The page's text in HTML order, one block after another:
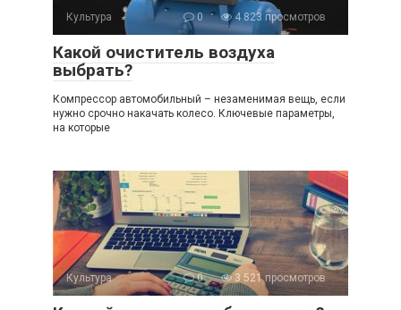
Культура 0 4 823 просмотров
Какой очиститель воздуха
выбрать?
Компрессор автомобильный – незаменимая вещь, если
нужно срочно накачать колесо. Ключевые параметры,
на которые
Культура 0 3 521 просмотров